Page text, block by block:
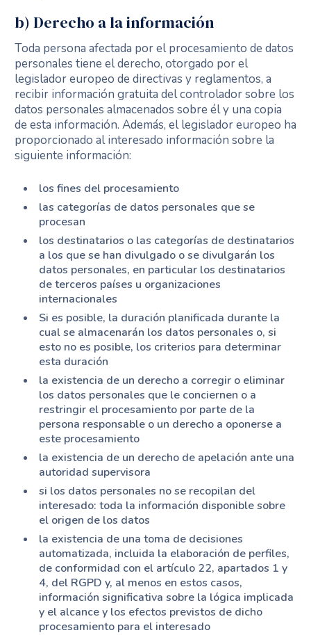
b) Derecho a la información
Toda persona afectada por el procesamiento de datos
personales tiene el derecho, otorgado por el
legislador europeo de directivas y reglamentos, a
recibir información gratuita del controlador sobre los
datos personales almacenados sobre él y una copia
de esta información. Además, el legislador europeo ha
proporcionado al interesado información sobre la
siguiente información:
los fines del procesamiento
las categorías de datos personales que se
procesan
los destinatarios o las categorías de destinatarios
a los que se han divulgado o se divulgarán los
datos personales, en particular los destinatarios
de terceros países u organizaciones
internacionales
Si es posible, la duración planificada durante la
cual se almacenarán los datos personales o, si
esto no es posible, los criterios para determinar
esta duración
la existencia de un derecho a corregir o eliminar
los datos personales que le conciernen o a
restringir el procesamiento por parte de la
persona responsable o un derecho a oponerse a
este procesamiento
la existencia de un derecho de apelación ante una
autoridad supervisora
si los datos personales no se recopilan del
interesado: toda la información disponible sobre
el origen de los datos
la existencia de una toma de decisiones
automatizada, incluida la elaboración de perfiles,
de conformidad con el artículo 22, apartados 1 y
4, del RGPD y, al menos en estos casos,
información significativa sobre la lógica implicada
y el alcance y los efectos previstos de dicho
procesamiento para el interesado